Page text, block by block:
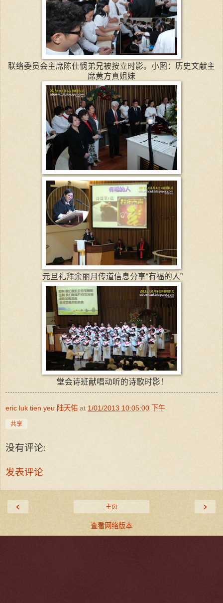
联络委员会主席陈仕悯弟兄被按立时影。小图：历史文献主
席黄方真姐妹
元旦礼拜余丽月传道信息分享“有福的人”
堂会诗班献唱动听的诗歌时影！
eric luk tien yeu 陆天佑 at 1/01/2013 10:05:00 下午
共享
没有评论:
发表评论
‹ ›
主页
查看网络版本